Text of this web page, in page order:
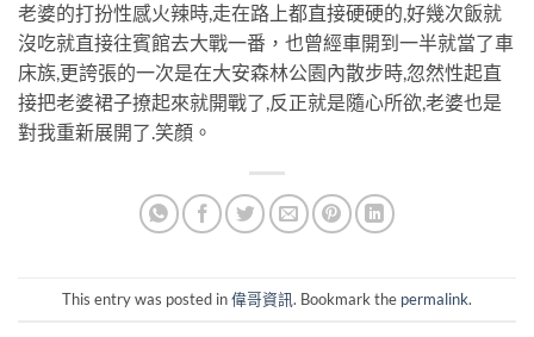
老婆的打扮性感火辣時,走在路上都直接硬硬的,好幾次飯就
沒吃就直接往賓館去大戰一番，也曾經車開到一半就當了車
床族,更誇張的一次是在大安森林公園內散步時,忽然性起直
接把老婆裙子撩起來就開戰了,反正就是隨心所欲,老婆也是
對我重新展開了.笑顏。
This entry was posted in偉哥資訊. Bookmark the permalink.